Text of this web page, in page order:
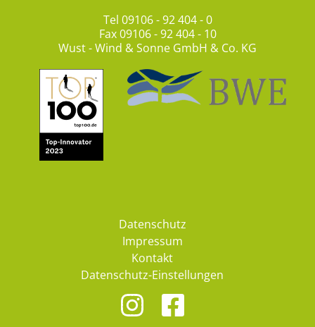
Tel 09106 - 92 404 - 0
Fax 09106 - 92 404 - 10
Wust - Wind & Sonne GmbH & Co. KG
Datenschutz
Impressum
Kontakt
Datenschutz-Einstellungen